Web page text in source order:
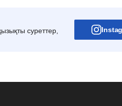
суреттер,